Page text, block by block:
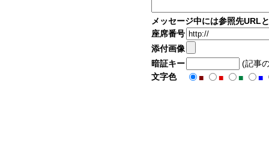
メッセージ中には参照先URL
座席番号
添付画像
暗証キー
(記事
文字色
■ ■ ■ ■